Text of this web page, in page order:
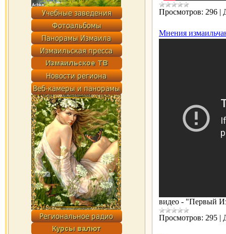
Просмотров: 296 |
Мнения
видео - "Первый
Просмотров: 295 |